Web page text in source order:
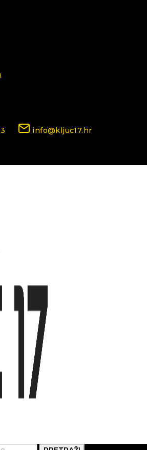
info@kljuc17.hr